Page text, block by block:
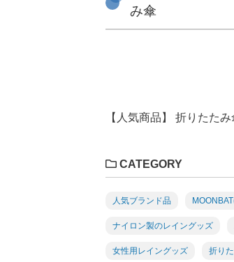
み傘
【人気商品】 折りたた
CATEGORY
人気ブランド品
ナイロン製のレイングッズ
女性用レイングッズ 折り